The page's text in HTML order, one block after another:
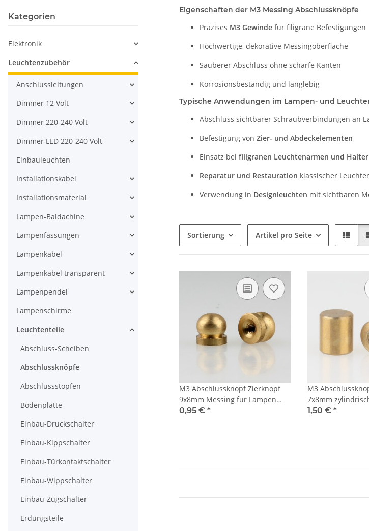
Eigenschaften der M3 Messing Abschlussknöpfe
Präzises M3 Gewinde für filigrane Befestigungen
Hochwertige, dekorative Messingoberfläche
Sauberer Abschluss ohne scharfe Kanten
Korrosionsbeständig und langlebig
Typische Anwendungen im Lampen- und
Abschluss sichtbarer Schraubverbindungen an
Befestigung von Zier- und Abdeckelementen
Einsatz bei filigranen Leuchtenarmen und
Reparatur und Restauration klassischer
Verwendung in Designleuchten mit sichtbaren
Sortierung Artikel pro Seite
M3 Abschlussknopf Zierknopf
9x8mm Messing für Lampen
und Leuchtenbau
0,95 € *
M3
7x8mm
Lampen und
1,50 € *
Kategorien
Elektronik
Leuchtenzubehör
Anschlussleitungen
Dimmer 12 Volt
Dimmer 220-240 Volt
Dimmer LED 220-240 Volt
Einbauleuchten
Installationskabel
Installationsmaterial
Lampen-Baldachine
Lampenfassungen
Lampenkabel
Lampenkabel transparent
Lampenpendel
Lampenschirme
Leuchtenteile
Abschluss-Scheiben
Abschlussknöpfe
Abschlussstopfen
Bodenplatte
Einbau-Druckschalter
Einbau-Kippschalter
Einbau-Türkontaktschalter
Einbau-Wippschalter
Einbau-Zugschalter
Erdungsteile